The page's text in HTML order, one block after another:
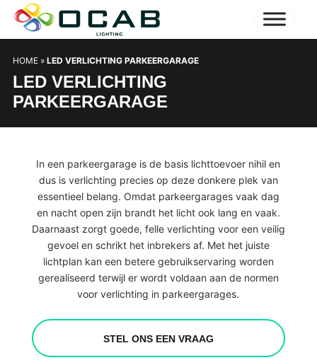
HOME» LED VERLICHTING PARKEERGARAGE
LED VERLICHTING
PARKEERGARAGE
In een parkeergarage is de basis lichttoevoer nihil en
dus is verlichting precies op deze donkere plek van
essentieel belang. Omdat parkeergarages vaak dag
en nacht open zijn brandt het licht ook lang en vaak.
Daarnaast zorgt goede, felle verlichting voor een veilig
gevoel en schrikt het inbrekers af. Met het juiste
lichtplan kan een betere gebruikservaring worden
gerealiseerd terwijl er wordt voldaan aan de normen
voor verlichting in parkeergarages.
STEL ONS EEN VRAAG